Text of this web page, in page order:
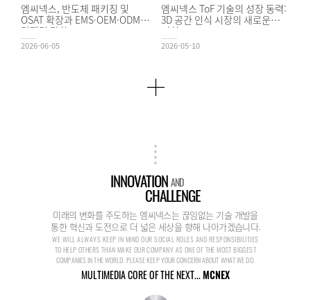
엠씨넥스, 반도체 패키징 및
OSAT 확장과 EMS·OEM·ODM
경쟁력 강화
2026-06-05
엠씨넥스 ToF 기술의 성장 동력:
3D 공간 인식 시장의 새로운
기회
2026-05-10
INNOVATIONAND
CHALLENGE
미래의 변화를 주도하는 엠씨넥스는 끊임없는 기술 개발을
통한 혁신과 도전으로 더 넓은 세상을 향해 나아가겠습니다.
WE WILL ALWAYS KEEP IN MIND OUR SOCIAL ROLES AND RESPONSIBILITIES
TO HELP OTHERS THAN MAKE OUR COMPANY AS ONE OF THE MOST BIGGEST
COMPANIES IN THE WORLD. PLEASE KEEP YOUR CONCERN ABOUT WHAT WE DO.
MULTIMEDIA CORE OF THE NEXT...MCNEX